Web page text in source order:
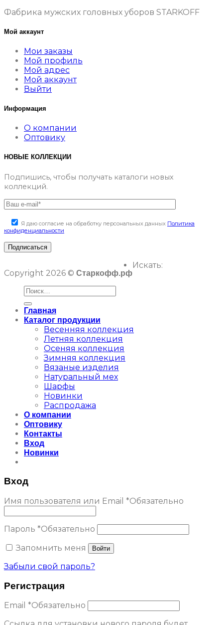
Фабрика мужских головных уборов STARKOFF
Мой аккаунт
Мои заказы
Мой профиль
Мой адрес
Мой аккаунт
Выйти
Информация
О компании
Оптовику
НОВЫЕ КОЛЛЕКЦИИ
Подпишись, чтобы получать каталоги новых
коллекций.
Я даю согласие на обработку персональных данных Политика
конфиденциальности
Copyright 2026 © Старкофф.рф
Искать:
Главная
Каталог продукции
Весенняя коллекция
Летняя коллекция
Осеняя коллекция
Зимняя коллекция
Вязаные изделия
Натуральный мех
Шарфы
Новинки
Распродажа
О компании
Оптовику
Контакты
Вход
Новинки
Вход
Имя пользователя или Email *Обязательно
Пароль *Обязательно
Запомнить меня
Войти
Забыли свой пароль?
Регистрация
Email *Обязательно